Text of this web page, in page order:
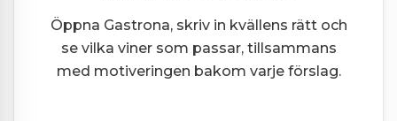
Öppna Gastrona, skriv in kvällens rätt och
se vilka viner som passar, tillsammans
med motiveringen bakom varje förslag.